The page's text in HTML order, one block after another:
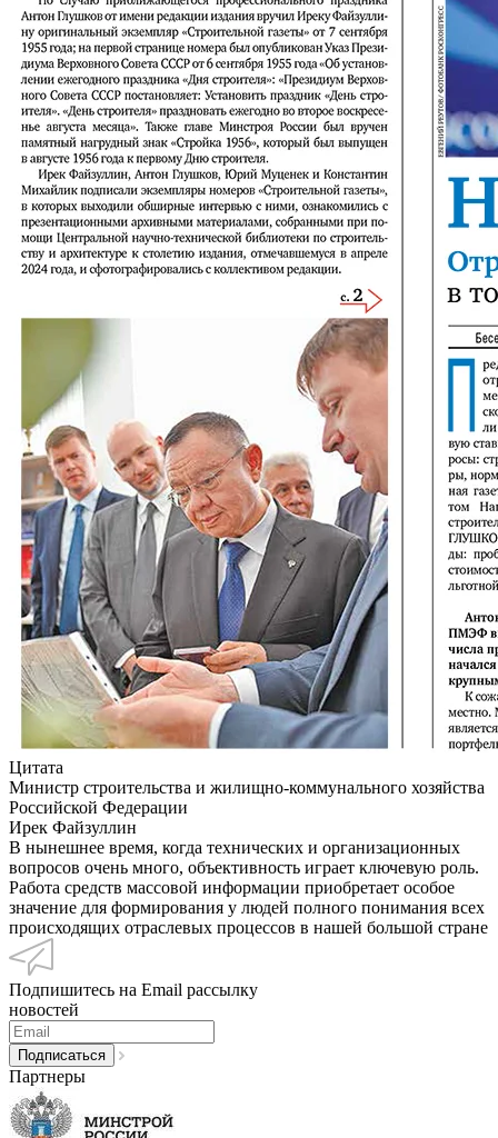
Цитата
Министр строительства и жилищно-коммунального хозяйства
Российской Федерации
Ирек Файзуллин
В нынешнее время, когда технических и организационных
вопросов очень много, объективность играет ключевую роль.
Работа средств массовой информации приобретает особое
значение для формирования у людей полного понимания всех
происходящих отраслевых процессов в нашей большой стране
Подпишитесь на Email рассылку
новостей
Партнеры